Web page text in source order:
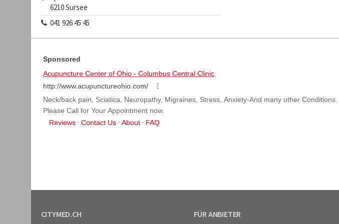
6210Sursee
041 926 45 45
CITYMED.CH FÜR ANBIETER